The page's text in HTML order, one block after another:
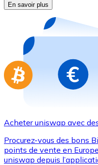
Nouveau
Achetez des
Aller à la boutique
En savoir plus
Acheter uniswap avec
Procurez-vous des bons
points de vente en
uniswap depuis